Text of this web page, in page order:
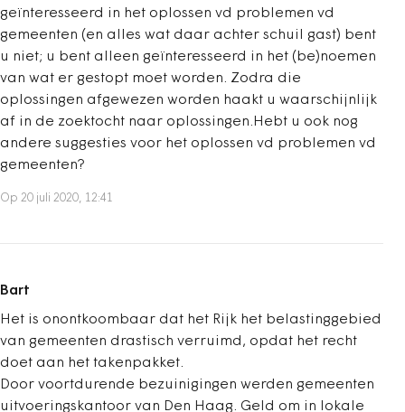
geïnteresseerd in het oplossen vd problemen vd
gemeenten (en alles wat daar achter schuil gast) bent
u niet; u bent alleen geïnteresseerd in het (be)noemen
van wat er gestopt moet worden. Zodra die
oplossingen afgewezen worden haakt u waarschijnlijk
af in de zoektocht naar oplossingen.Hebt u ook nog
andere suggesties voor het oplossen vd problemen vd
gemeenten?
Op 20 juli 2020, 12:41
Bart
Het is onontkoombaar dat het Rijk het belastinggebied
van gemeenten drastisch verruimd, opdat het recht
doet aan het takenpakket.
Door voortdurende bezuinigingen werden gemeenten
uitvoeringskantoor van Den Haag. Geld om in lokale